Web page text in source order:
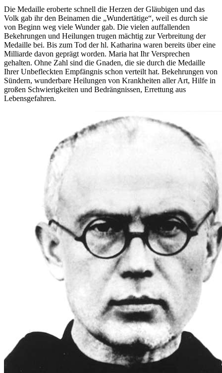
Die Medaille eroberte schnell die Herzen der Gläubigen und das
Volk gab ihr den Beinamen die „Wundertätige“, weil es durch sie
von Beginn weg viele Wunder gab. Die vielen auffallenden
Bekehrungen und Heilungen trugen mächtig zur Verbreitung der
Medaille bei. Bis zum Tod der hl. Katharina waren bereits über eine
Milliarde davon geprägt worden. Maria hat Ihr Versprechen
gehalten. Ohne Zahl sind die Gnaden, die sie durch die Medaille
Ihrer Unbefleckten Empfängnis schon verteilt hat. Bekehrungen von
Sündern, wunderbare Heilungen von Krankheiten aller Art, Hilfe in
großen Schwierigkeiten und Bedrängnissen, Errettung aus
Lebensgefahren.